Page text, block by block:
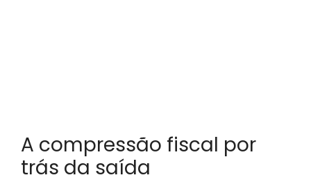
A compressão fiscal por
trás da saída